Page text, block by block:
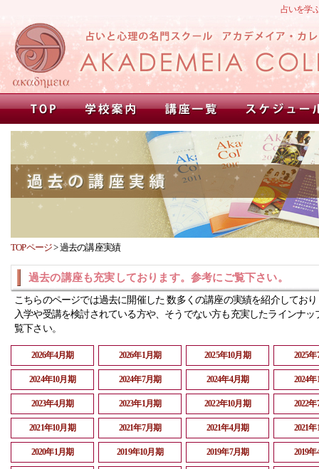
占いを学
TOPページ>過去の講座実績
過去の講座も充実しております。参考にご覧下さい。
こちらのページでは過去に開催した 数多くの講座の実績を紹介してお
入学や受講を検討されている方や、そうでない方も充実したラインナッ
覧下さい。
2026年4月期 2026年1月期 2025年10月期 2025
2024年10月期 2024年7月期 2024年4月期 2024
2023年4月期 2023年1月期 2022年10月期 2022
2021年10月期 2021年7月期 2021年4月期 2021
2020年1月期 2019年10月期 2019年7月期 2019